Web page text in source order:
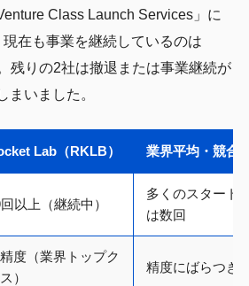
Class Launch Services」に
在も事業を継続しているのは
残りの2社は撤退または事業継続が
まいました。
Lab（RKLB） 業界平均・競合
以上（継続中）
多くのスタート
は数回
度（業界トップク
）
精度にばらつき